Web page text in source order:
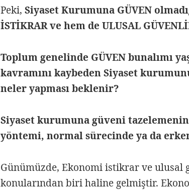
Peki,Siyaset Kurumuna GÜVEN
İSTİKRAR ve hem de ULUSAL
Toplum genelinde GÜVEN bunalımı
kavramını kaybeden Siyaset
neler yapması beklenir?
Siyaset kurumuna güveni
yöntemi, normal sürecinde ya da
Günümüzde, Ekonomi istikrar ve ulusal
konularından biri haline gelmiştir.